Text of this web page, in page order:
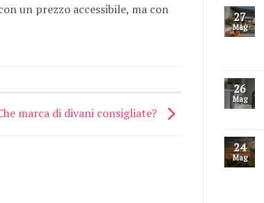
un prezzo accessibile, ma con
marca di divani consigliate?
27
Mag
26
Mag
24
Mag